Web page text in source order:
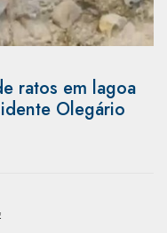
ratos em lagoa
Olegário